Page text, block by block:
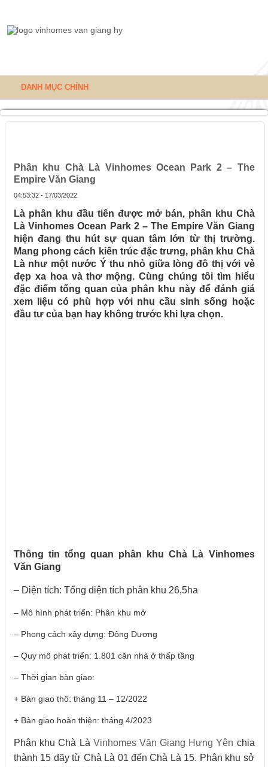
DANH MỤC CHÍNH
Phân khu Chà Là Vinhomes Ocean Park 2 – The
Empire Văn Giang
04:53:32 - 17/03/2022
Là phân khu đầu tiên được mở bán, phân khu Chà
Là Vinhomes Ocean Park 2 – The Empire Văn Giang
hiện đang thu hút sự quan tâm lớn từ thị trường.
Mang phong cách kiến trúc đặc trưng, phân khu Chà
Là như một nước Ý thu nhỏ giữa lòng đô thị với vẻ
đẹp xa hoa và thơ mộng. Cùng chúng tôi tìm hiểu
đặc điểm tổng quan của phân khu này để đánh giá
xem liệu có phù hợp với nhu cầu sinh sống hoặc
đầu tư của bạn hay không trước khi lựa chọn.
Thông tin tổng quan phân khu Chà Là Vinhomes
Văn Giang
– Diện tích: Tổng diện tích phân khu 26,5ha
– Mô hình phát triển: Phân khu mở
– Phong cách xây dựng: Đông Dương
– Quy mô phát triển: 1.801 căn nhà ở thấp tầng
– Thời gian bàn giao:
+ Bàn giao thô: tháng 11 – 12/2022
+ Bàn giao hoàn thiện: tháng 4/2023
Phân khu Chà Là Vinhomes Văn Giang Hưng Yên chia
thành 15 dãy từ Chà Là 01 đến Chà Là 15. Phân khu sở